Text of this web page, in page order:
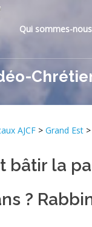
Qui sommes-
AJCF > Grand Est >
bâtir la
?